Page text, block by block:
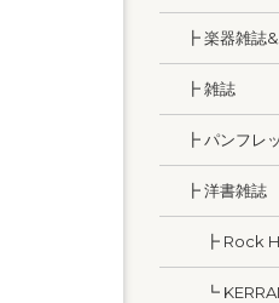
┣ 楽器雑誌
┣ 雑誌
┣ パンフレ
┣ 洋書雑誌
┣ Rock
┗